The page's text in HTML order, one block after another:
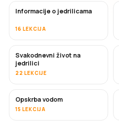
Informacije o jedrilicama
16 LEKCIJA
Svakodnevni život na
jedrilici
22 LEKCIJE
Opskrba vodom
15 LEKCIJA